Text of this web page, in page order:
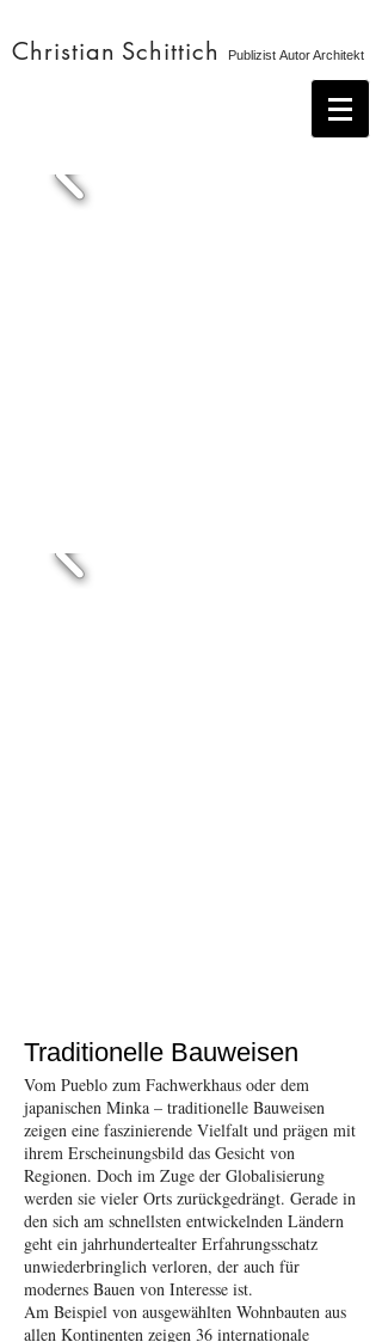
Christian Schittich Publizist Autor Architekt
Traditionelle Bauweisen
Vom Pueblo zum Fachwerkhaus oder dem
japanischen Minka – traditionelle Bauweisen
zeigen eine faszinierende Vielfalt und prägen mit
ihrem Erscheinungsbild das Gesicht von
Regionen. Doch im Zuge der Globalisierung
werden sie vieler Orts zurückgedrängt. Gerade in
den sich am schnellsten entwickelnden Ländern
geht ein jahrhundertealter Erfahrungsschatz
unwiederbringlich verloren, der auch für
modernes Bauen von Interesse ist.
Am Beispiel von ausgewählten Wohnbauten aus
allen Kontinenten zeigen 36 internationale